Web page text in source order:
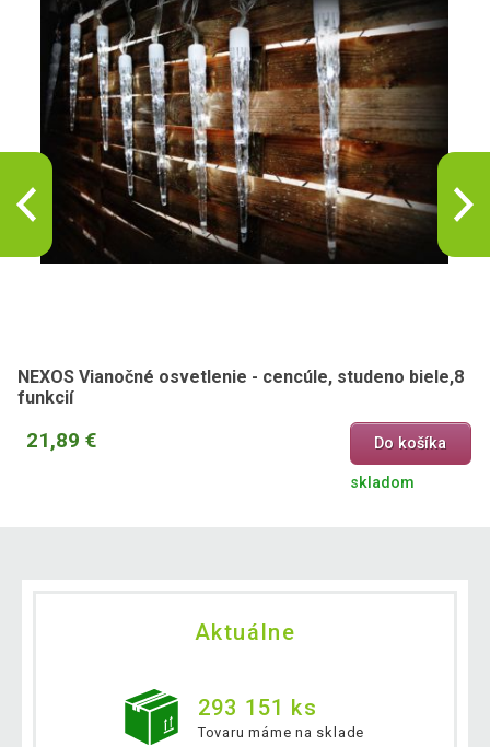
NEXOS Vianočné osvetlenie - cencúle, studeno biele,8
funkcií
21,89 € Do košíka
skladom
Aktuálne
293 151 ks
Tovaru máme na sklade